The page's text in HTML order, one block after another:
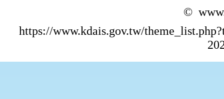
©
https://www.kdais.gov.tw/